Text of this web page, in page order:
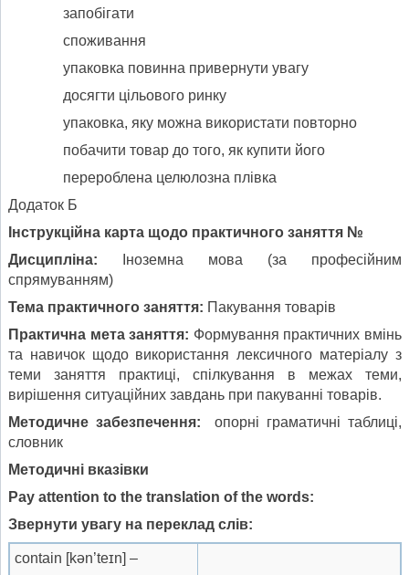
запобігати
споживання
упаковка повинна привернути увагу
досягти цільового ринку
упаковка, яку можна використати повторно
побачити товар до того, як купити його
перероблена целюлозна плівка
Додаток Б
Інструкційна карта щодо практичного заняття №
Дисципліна:
Іноземна мова (за професійним
спрямуванням)
Тема практичного заняття: Пакування товарів
Практична мета заняття: Формування практичних вмінь
та навичок щодо використання лексичного матеріалу з
теми заняття практиці, спілкування в межах теми,
вирішення ситуаційних завдань при пакуванні товарів.
Методичне забезпечення: опорні граматичні таблиці,
словник
Методичні вказівки
Pay attention to the translation of the words:
Звернути увагу на переклад слів:
contain [kən’teɪn] –